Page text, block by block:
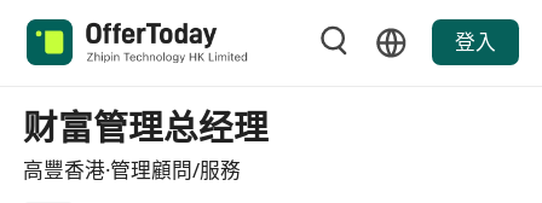
登入
财富管理总经理
高豐香港·管理顧問/服務